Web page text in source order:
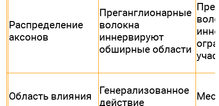
Распределение
аксонов
Преганглионарные
волокна
иннервируют
обширные области
Область влияния
Генерализованное
действие